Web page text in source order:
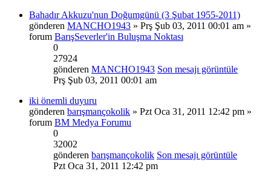
Bahadır Akkuzu'nun Doğumgünü (3 Şubat 1955-2011)
gönderen MANCHO1943 » Prş Şub 03, 2011 00:01 am »
forum BarışSeverler'in Buluşma Noktası
0
27924
gönderen MANCHO1943 Son mesajı görüntüle
Prş Şub 03, 2011 00:01 am
iki önemli duyuru
gönderen barışmançokolik » Pzt Oca 31, 2011 12:42 pm »
forum BM Medya Forumu
0
32002
gönderen barışmançokolik Son mesajı görüntüle
Pzt Oca 31, 2011 12:42 pm